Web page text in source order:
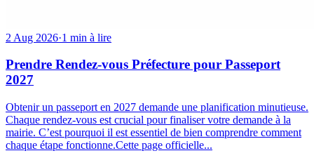
2 Aug 2026·1 min à lire
Prendre Rendez-vous Préfecture pour Passeport
2027
Obtenir un passeport en 2027 demande une planification minutieuse.
Chaque rendez-vous est crucial pour finaliser votre demande à la
mairie. C’est pourquoi il est essentiel de bien comprendre comment
chaque étape fonctionne.Cette page officielle...